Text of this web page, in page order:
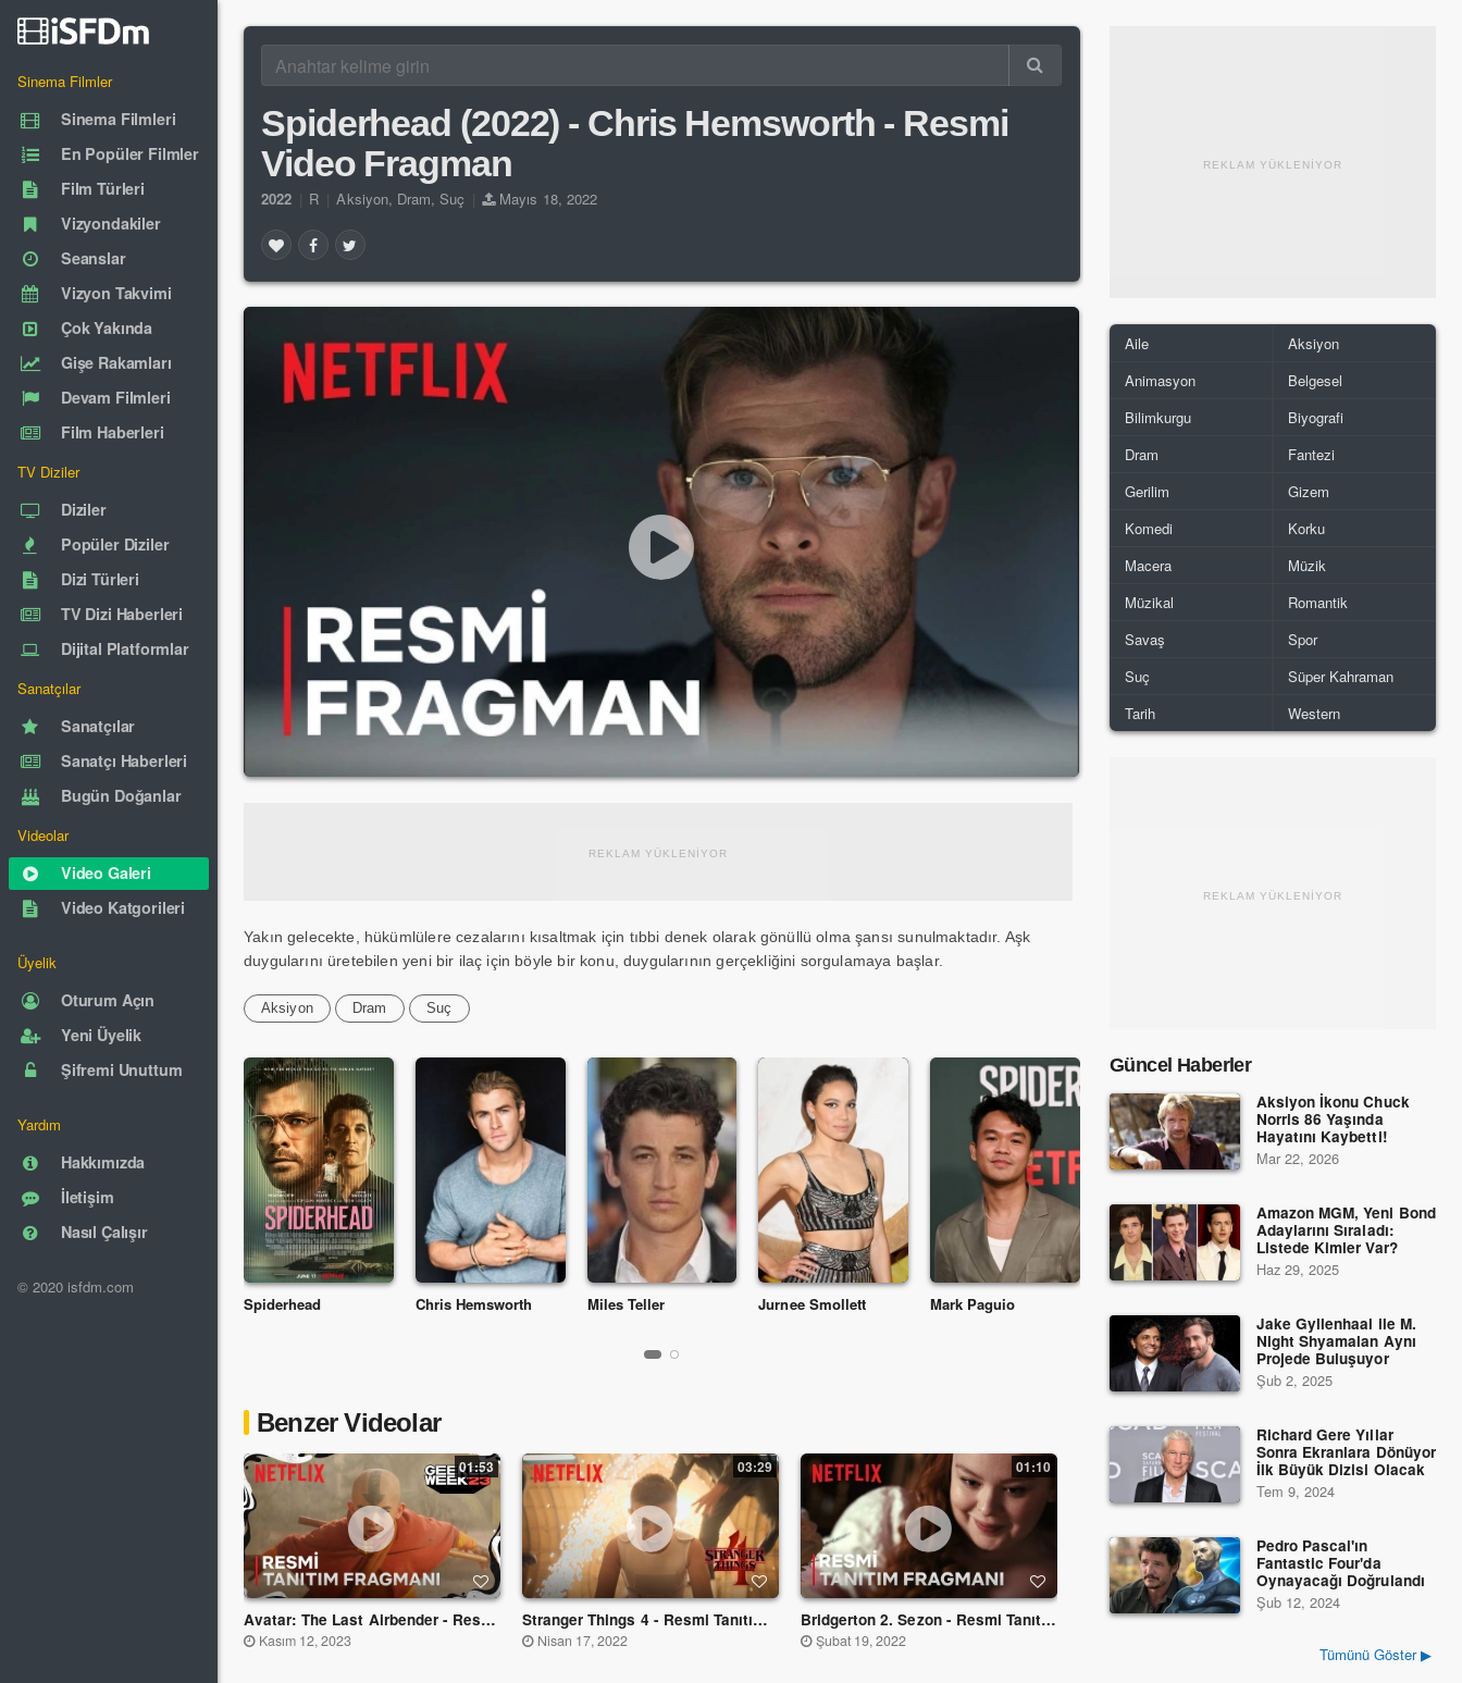
Sinema Filmler
Sinema Filmleri
En Popüler Filmler
Film Türleri
Vizyondakiler
Seanslar
Vizyon Takvimi
Çok Yakında
Gişe Rakamları
Devam Filmleri
Film Haberleri
TV Diziler
Diziler
Popüler Diziler
Dizi Türleri
TV Dizi Haberleri
Dijital Platformlar
Sanatçılar
Sanatçılar
Sanatçı Haberleri
Bugün Doğanlar
Videolar
Video Galeri
Video Katgorileri
Üyelik
Oturum Açın
Yeni Üyelik
Şifremi Unuttum
Yardım
Hakkımızda
İletişim
Nasıl Çalışır
© 2020 isfdm.com
Spiderhead (2022) - Chris Hemsworth - Resmi
Video Fragman
2022 R Aksiyon, Dram, Suç Mayıs 18, 2022
REKLAM YÜKLENİYOR
Yakın gelecekte, hükümlülere cezalarını kısaltmak için tıbbi denek olarak gönüllü olma şansı sunulmaktadır. Aşk
duygularını üretebilen yeni bir ilaç için böyle bir konu, duygularının gerçekliğini sorgulamaya başlar.
Aksiyon Dram Suç
Spiderhead Chris Hemsworth Miles Teller Jurnee Smollett Mark Paguio
Benzer Videolar
01:53
Avatar: The Last Airbender - Resmi Tanıtım Fragmanı - Netflix
Kasım 12, 2023
03:29
Stranger Things 4 - Resmi Tanıtım Fragman - Netflix
Nisan 17, 2022
01:10
Bridgerton 2. Sezon - Resmi Tanıtım Fragmanı - Netflix
Şubat 19, 2022
02:13
REKLAM YÜKLENİYOR
Aile
Aksiyon
Animasyon
Belgesel
Bilimkurgu
Biyografi
Dram
Fantezi
Gerilim
Gizem
Komedi
Korku
Macera
Müzik
Müzikal
Romantik
Savaş
Spor
Suç
Süper Kahraman
Tarih
Western
REKLAM YÜKLENİYOR
Güncel Haberler
Aksiyon İkonu Chuck
Norris 86 Yaşında
Hayatını Kaybetti!
Mar 22, 2026
Amazon MGM, Yeni Bond
Adaylarını Sıraladı:
Listede Kimler Var?
Haz 29, 2025
Jake Gyllenhaal ile M.
Night Shyamalan Aynı
Projede Buluşuyor
Şub 2, 2025
Richard Gere Yıllar
Sonra Ekranlara Dönüyor
İlk Büyük Dizisi Olacak
Tem 9, 2024
Pedro Pascal'ın
Fantastic Four'da
Oynayacağı Doğrulandı
Şub 12, 2024
Tümünü Göster ▶